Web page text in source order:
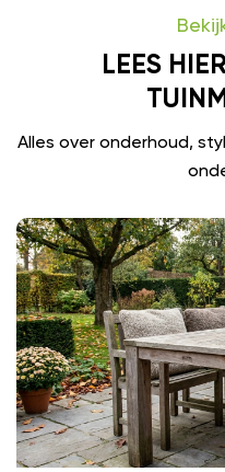
LEES
Alles over onderhoud,